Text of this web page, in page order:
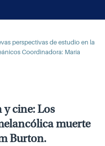
perspectivas de estudio en la
Coordinadora: María
cine: Los
muerte
Burton.